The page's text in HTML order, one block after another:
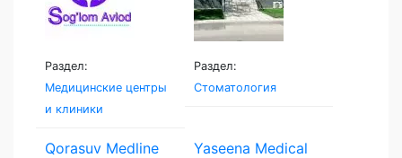
Раздел:
Медицинские центры
и клиники
Раздел:
Стоматология
Qorasuv Medline
Yaseena Medical